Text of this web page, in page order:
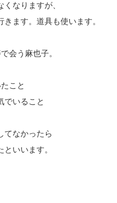
なりますが、
ます。道具も使います。
会う麻也子。
こと
でいること
てなかったら
いいます。